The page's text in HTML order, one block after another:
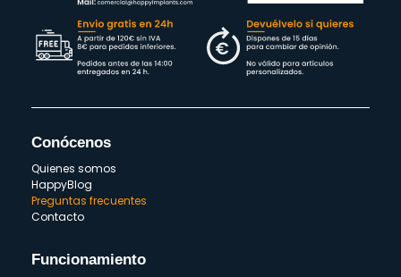
Conócenos
Quienes somos
HappyBlog
Preguntas frecuentes
Contacto
Funcionamiento